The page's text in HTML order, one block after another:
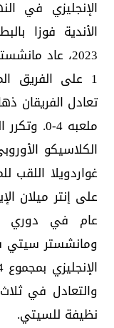
الإنجليزي في
1 على الفريق
ملعبه 4-
الكلاسيكو
على إنتر ميلان
عام في دوري
والتعادل في ثلاث
نظيفة للسيتي.